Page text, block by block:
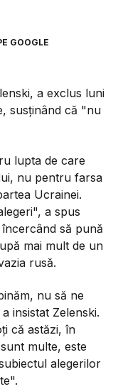
GOOGLE
a exclus luni
susţinând că "nu
lupta de care
nu pentru farsa
Ucrainei.
a spus
să pună
mai mult de un
rusă.
nu să ne
insistat Zelenski.
că astăzi, în
multe, este
alegerilor